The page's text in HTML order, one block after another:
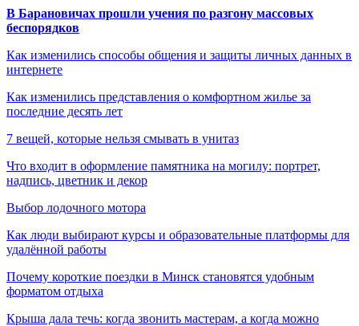
В Барановичах прошли учения по разгону массовых
беспорядков
Как изменились способы общения и защиты личных данных в
интернете
Как изменились представления о комфортном жилье за
последние десять лет
7 вещей, которые нельзя смывать в унитаз
Что входит в оформление памятника на могилу: портрет,
надпись, цветник и декор
Выбор лодочного мотора
Как люди выбирают курсы и образовательные платформы для
удалённой работы
Почему короткие поездки в Минск становятся удобным
форматом отдыха
Крыша дала течь: когда звонить мастерам, а когда можно